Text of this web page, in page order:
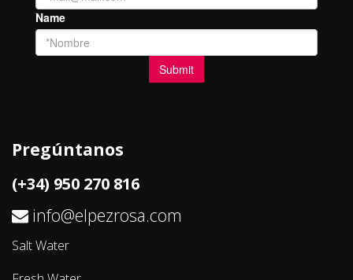
Pregúntanos
(+34) 950 270 816
info@elpezrosa.com
Salt Water